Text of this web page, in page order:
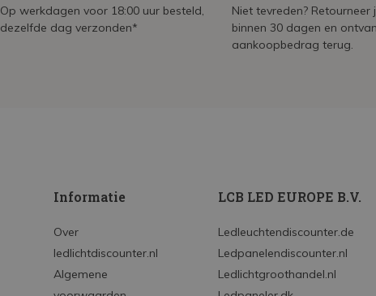
Op werkdagen voor 18:00 uur besteld,
dezelfde dag verzonden*
Niet tevreden? Retourneer
binnen 30 dagen en
aankoopbedrag terug.
Informatie
Over
ledlichtdiscounter.nl
Algemene
LCB LED EUROPE B.V.
Ledleuchtendiscounter.de
Ledpanelendiscounter.nl
Ledlichtgroothandel.nl